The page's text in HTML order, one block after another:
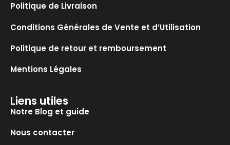
Politique de Livraison
Conditions Générales de Vente et d’Utilisation
Politique de retour et remboursement
Mentions Légales
Liens utiles
Notre Blog et guide
Nous contacter